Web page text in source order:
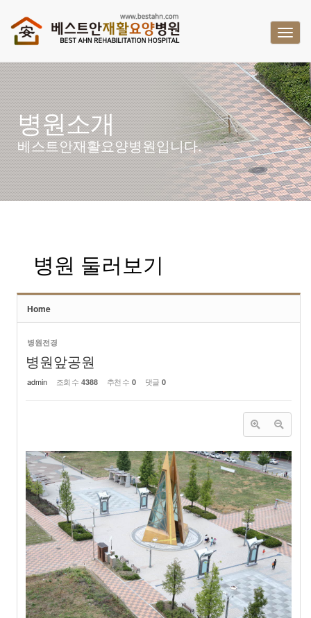
T
g
g
l
e
n
a
v
i
n
병원소개
베스트안재활요양병원입니다.
병원 둘러보기
Home
병원전경
병원앞공원
admin 조회 수 4388 추천 수 0 댓글 0